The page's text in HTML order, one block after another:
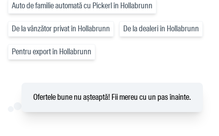
Auto de familie automată cu Pickerl în Hollabrunn
De la vânzător privat în Hollabrunn De la dealeri în Hollabrunn
Pentru export în Hollabrunn
Ofertele bune nu așteaptă! Fii mereu cu un pas înainte.